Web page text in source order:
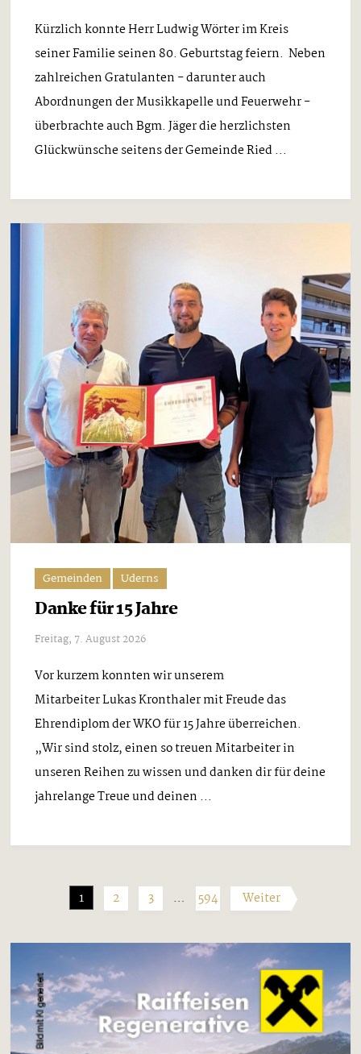
Kürzlich konnte Herr Ludwig Wörter im Kreis
seiner Familie seinen 80. Geburtstag feiern. Neben
zahlreichen Gratulanten - darunter auch
Abordnungen der Musikkapelle und Feuerwehr -
überbrachte auch Bgm. Jäger die herzlichsten
Glückwünsche seitens der Gemeinde Ried ...
Gemeinden Uderns
Danke für 15 Jahre
Freitag, 7. August 2026
Vor kurzem konnten wir unserem
Mitarbeiter Lukas Kronthaler mit Freude das
Ehrendiplom der WKO für 15 Jahre überreichen.
„Wir sind stolz, einen so treuen Mitarbeiter in
unseren Reihen zu wissen und danken dir für deine
jahrelange Treue und deinen ...
1 2 3 … 594 Weiter